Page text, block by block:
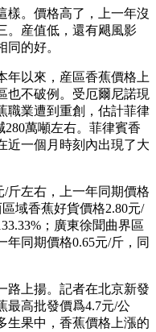
樣。價格高了，上一年沒
。産值低，還有飓風影
的好。
年以來，産區香蕉價格上
也不破例。受厄爾尼諾現
職業遭到重創，估計菲律
萬噸左右。菲律賓香
近一個月時刻內出現了大
斤左右，上一年同期價格
域香蕉好貨價格2.80元/
；廣東徐聞曲界區
年同期價格0.65元/斤，同
路上揚。記者在北京新發
最高批發價爲4.7元/公
生果中，香蕉價格上漲的